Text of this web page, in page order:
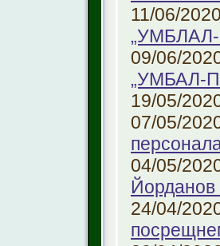
11/06/
„УМБЛАЛ-
09/06/
„УМБАЛ-
19/05/
07/05/
04/05/
Йорданов
24/04/